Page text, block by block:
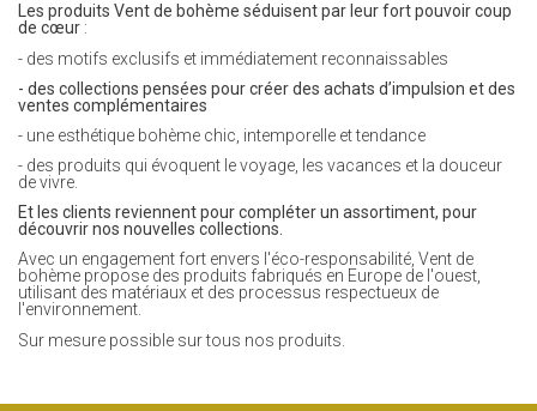
Les produits Vent de bohème séduisent par leur fort pouvoir coup
de cœur :
- des motifs exclusifs et immédiatement reconnaissables
- des collections pensées pour créer des achats d’impulsion et des
ventes complémentaires
- une esthétique bohème chic, intemporelle et tendance
- des produits qui évoquent le voyage, les vacances et la douceur
de vivre.
Et les clients reviennent pour compléter un assortiment, pour
découvrir nos nouvelles collections.
Avec un engagement fort envers l'éco-responsabilité, Vent de
bohème propose des produits fabriqués en Europe de l'ouest,
utilisant des matériaux et des processus respectueux de
l'environnement.
Sur mesure possible sur tous nos produits.